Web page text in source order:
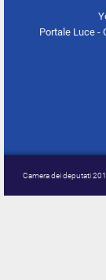
Portale Luce -
Camera dei deputati